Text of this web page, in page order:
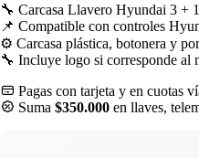
🔧 Carcasa Llavero Hyundai 3 +
📌 Compatible con controles
⚙️ Carcasa plástica, botonera y
🔧 Incluye logo si corresponde al
Pagas con tarjeta y en cuotas
Suma $350.000 en llaves,